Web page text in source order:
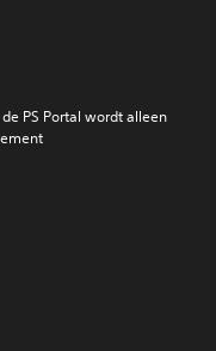
PS Portal wordt alleen